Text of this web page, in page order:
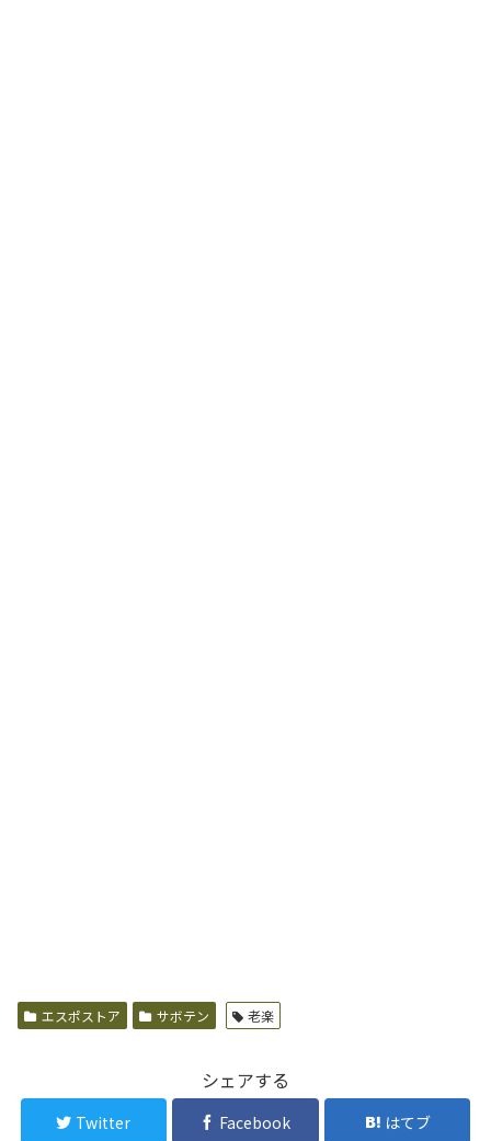
エスポストア サボテン 老楽
シェアする
Twitter Facebook はてブ